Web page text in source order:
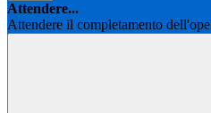
Attendere...
Attendere il completamento